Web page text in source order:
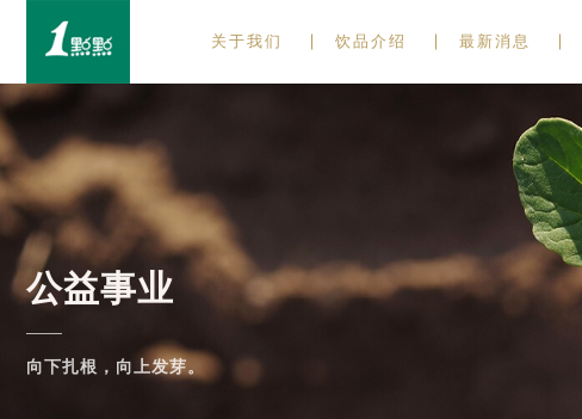
关于我们 饮品介绍 最新消息
公益事业
向下扎根，向上发芽。